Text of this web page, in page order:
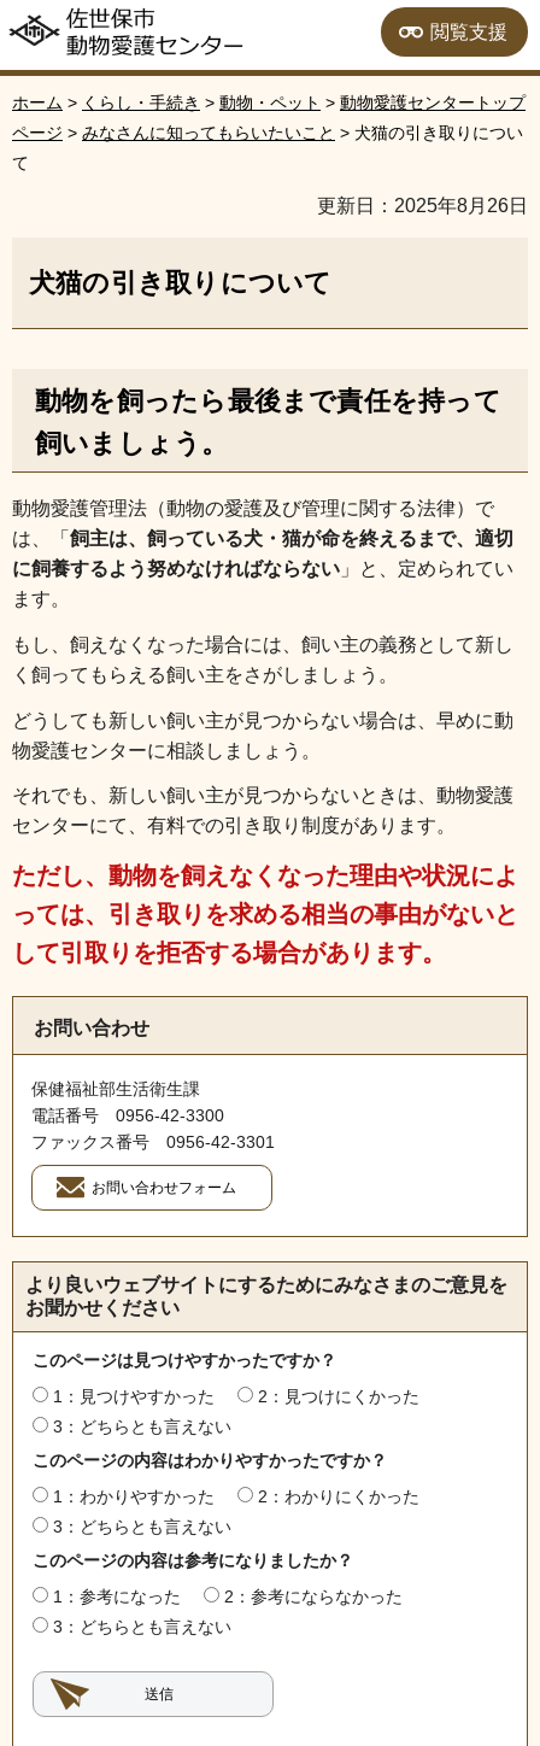
佐世保市動物愛護セン
ター
閲覧支援
ホーム > くらし・手続き > 動物・ペット > 動物愛護センタートップ
ページ > みなさんに知ってもらいたいこと > 犬猫の引き取りについ
て
更新日：2025年8月26日
犬猫の引き取りについて
動物を飼ったら最後まで責任を持って
飼いましょう。
動物愛護管理法（動物の愛護及び管理に関する法律）で
は、「 飼主は、飼っている犬・猫が命を終えるまで、適切
に飼養するよう努めなければならない 」と、定められてい
ます。
もし、飼えなくなった場合には、飼い主の義務として新し
く飼ってもらえる飼い主をさがしましょう。
どうしても新しい飼い主が見つからない場合は、早めに動
物愛護センターに相談しましょう。
それでも、新しい飼い主が見つからないときは、動物愛護
センターにて、有料での引き取り制度があります。
ただし、動物を飼えなくなった理由や状況によ
っては、引き取りを求める相当の事由がないと
して引取りを拒否する場合があります。
お問い合わせ
保健福祉部生活衛生課
電話番号 0956‐42‐3300
ファックス番号 0956‐42‐3301
より良いウェブサイトにするためにみなさまのご意見を
お聞かせください
このページは見つけやすかったですか？
1：見つけやすかった
2：見つけにくかった
3：どちらとも言えない
このページの内容はわかりやすかったですか？
1：わかりやすかった
2：わかりにくかった
3：どちらとも言えない
このページの内容は参考になりましたか？
1：参考になった
2：参考にならなかった
3：どちらとも言えない